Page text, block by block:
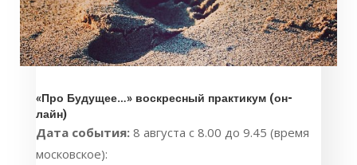
«Про Будущее…» воскресный практикум (он-
лайн)
Дата события: 8 августа с 8.00 до 9.45 (время
московское):